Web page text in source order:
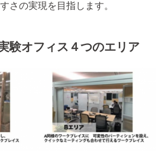
さの実現を目指します。
験オフィス４つのエリア